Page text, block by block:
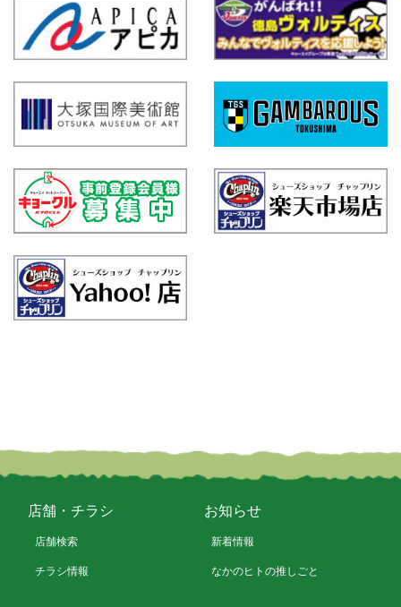
店舗・チラシ
店舗検索
チラシ情報
お知らせ
新着情報
なかのヒトの推しごと